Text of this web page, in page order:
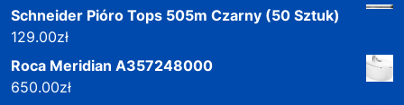
Schneider Pióro Tops 505m Czarny (50 Sztuk)
129.00zł
Roca Meridian A357248000
650.00zł